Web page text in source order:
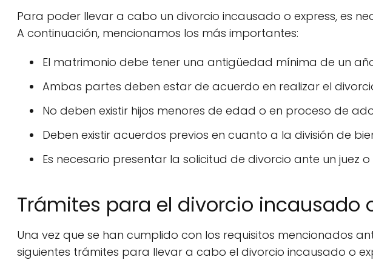
Para poder llevar a cabo un divorcio incausado o express, es
A continuación, mencionamos los más importantes:
El matrimonio debe tener una antigüedad mínima de un
Ambas partes deben estar de acuerdo en realizar el
No deben existir hijos menores de edad o en proceso de
Deben existir acuerdos previos en cuanto a la división de
Es necesario presentar la solicitud de divorcio ante un juez
Trámites para el divorcio incausado
Una vez que se han cumplido con los requisitos mencionados
siguientes trámites para llevar a cabo el divorcio incausado o